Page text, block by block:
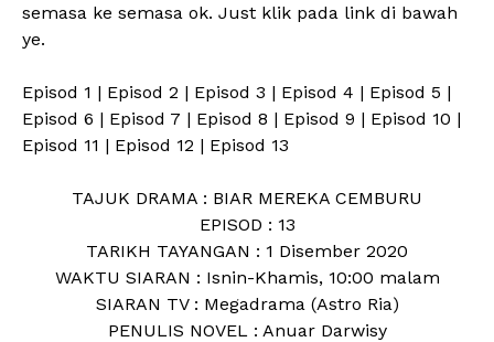
semasa ke semasa ok. Just klik pada link di bawah
ye.
Episod 1 | Episod 2 | Episod 3 | Episod 4 | Episod 5 |
Episod 6 | Episod 7 | Episod 8 | Episod 9 | Episod 10 |
Episod 11 | Episod 12 | Episod 13
TAJUK DRAMA : BIAR MEREKA CEMBURU
EPISOD : 13
TARIKH TAYANGAN : 1 Disember 2020
WAKTU SIARAN : Isnin-Khamis, 10:00 malam
SIARAN TV : Megadrama (Astro Ria)
PENULIS NOVEL : Anuar Darwisy